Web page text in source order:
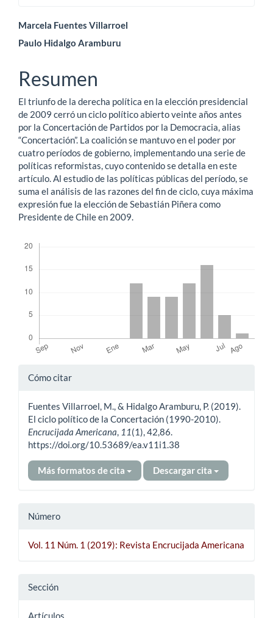
Contenido
principal
del
artículo
Marcela Fuentes Villarroel
Paulo Hidalgo Aramburu
Resumen
El triunfo de la derecha política en la elección presidencial
de 2009 cerró un ciclo político abierto veinte años antes
por la Concertación de Partidos por la Democracia, alias
“Concertación”. La coalición se mantuvo en el poder por
cuatro períodos de gobierno, implementando una serie de
políticas reformistas, cuyo contenido se detalla en este
artículo. Al estudio de las políticas públicas del período, se
suma el análisis de las razones del fin de ciclo, cuya máxima
expresión fue la elección de Sebastián Piñera como
Presidente de Chile en 2009.
Detalles
artículo
Cómo citar
Fuentes Villarroel, M., & Hidalgo Aramburu, P. (2019).
El ciclo político de la Concertación (1990-2010).
Encrucijada Americana, 11(1), 42,86.
https://doi.org/10.53689/ea.v11i1.38
Más formatos de cita Descargar cita
Número
Vol. 11 Núm. 1 (2019): Revista Encrucijada Americana
Sección
Artículos